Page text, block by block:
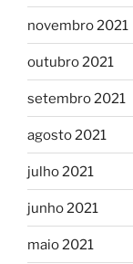
novembro 2021
outubro 2021
setembro 2021
agosto 2021
julho 2021
junho 2021
maio 2021